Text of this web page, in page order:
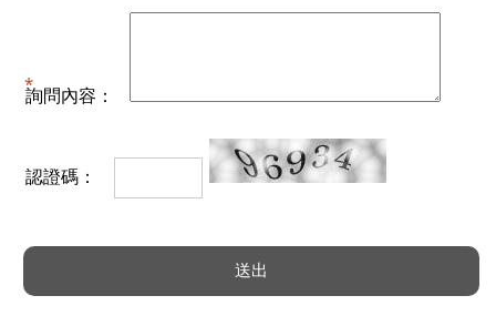
詢問內容：
認證碼：